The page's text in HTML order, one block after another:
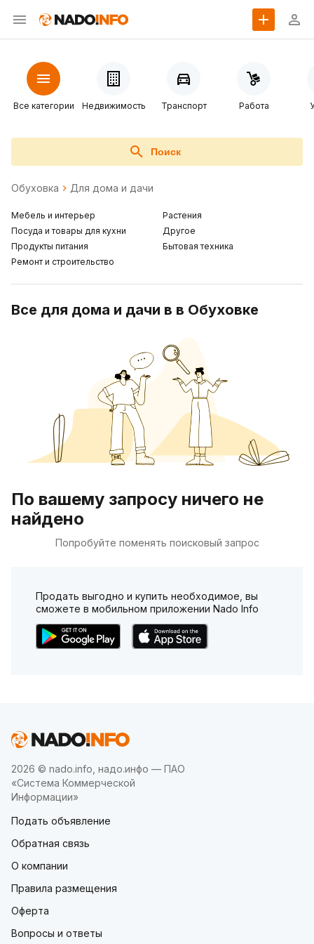
Все категории Недвижимость Транспорт Работа
Поиск
Обуховка Для дома и дачи
Мебель и интерьер
Посуда и товары для кухни
Продукты питания
Ремонт и строительство
Растения
Другое
Бытовая техника
Все для дома и дачи в в Обуховке
По вашему запросу ничего не
найдено
Попробуйте поменять поисковый запрос
Продать выгодно и купить необходимое, вы
сможете в мобильном приложении Nado Info
2026 © nado.info, надо.инфо — ПАО
«Система Коммерческой
Информации»
Подать объявление
Обратная связь
О компании
Правила размещения
Оферта
Вопросы и ответы